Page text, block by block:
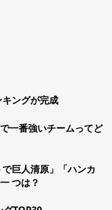
ングが完成
一番強いチームってど
巨人清原」「ハンカ
つは？